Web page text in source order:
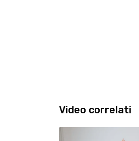
Video correlati